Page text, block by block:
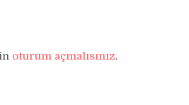
oturum açmalısınız.